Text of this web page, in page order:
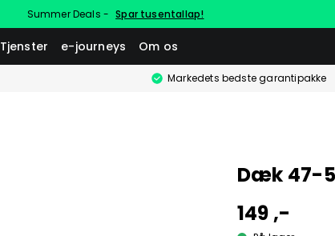
Summer Deals - Spar tusentallap!
Tjenster e-journeys Om os
Markedets bedste garantipakke
Dæk 47-
149 ,-